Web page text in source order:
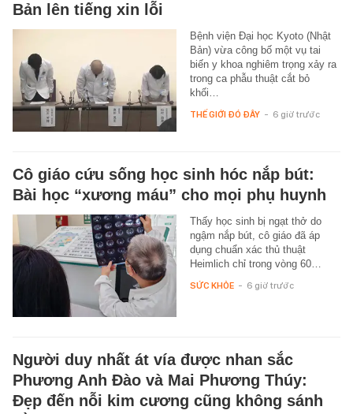
Bản lên tiếng xin lỗi
Bệnh viện Đại học Kyoto (Nhật
Bản) vừa công bố một vụ tai
biến y khoa nghiêm trọng xảy ra
trong ca phẫu thuật cắt bỏ
khối…
THẾ GIỚI ĐÓ ĐÂY - 6 giờ trước
Cô giáo cứu sống học sinh hóc nắp bút:
Bài học “xương máu” cho mọi phụ huynh
Thấy học sinh bị ngạt thở do
ngậm nắp bút, cô giáo đã áp
dụng chuẩn xác thủ thuật
Heimlich chỉ trong vòng 60…
SỨC KHỎE - 6 giờ trước
Người duy nhất át vía được nhan sắc
Phương Anh Đào và Mai Phương Thúy:
Đẹp đến nỗi kim cương cũng không sánh